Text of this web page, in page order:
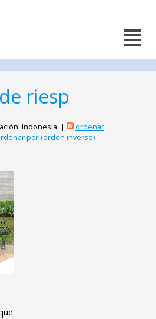
riesp
Indonesia |
ordenar
por (orden inverso)